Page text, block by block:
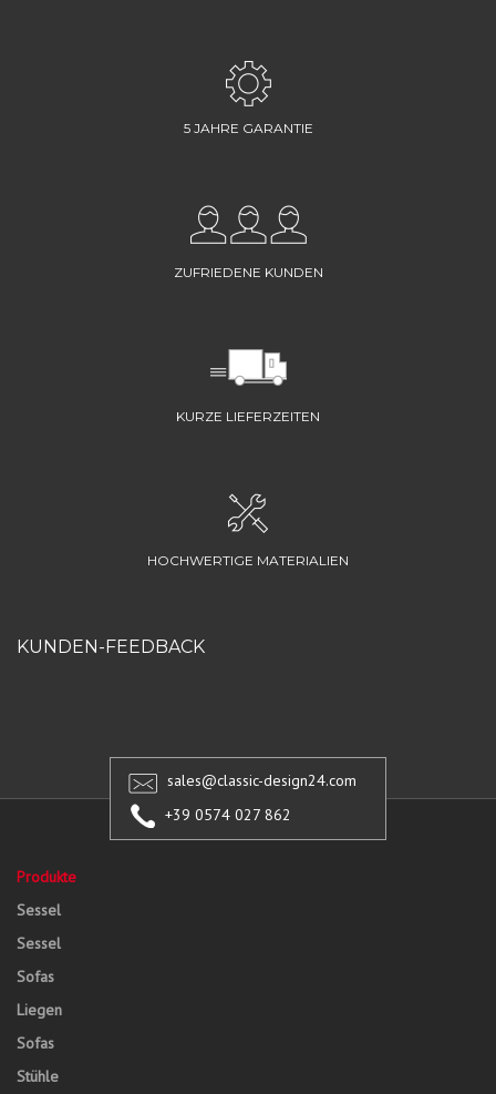
5 JAHRE GARANTIE
ZUFRIEDENE KUNDEN
KURZE LIEFERZEITEN
HOCHWERTIGE MATERIALIEN
KUNDEN-FEEDBACK
sales@classic-design24.com
+39 0574 027 862
Produkte
Sessel
Sessel
Sofas
Liegen
Sofas
Stühle